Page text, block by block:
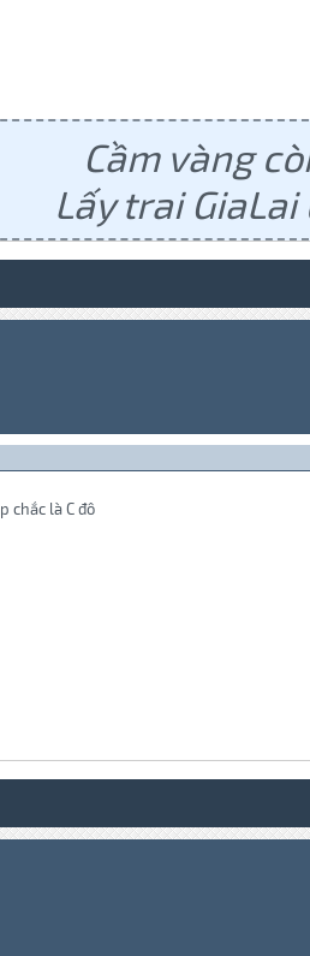
Cầm vàng
Lấy trai
chắc là C đô